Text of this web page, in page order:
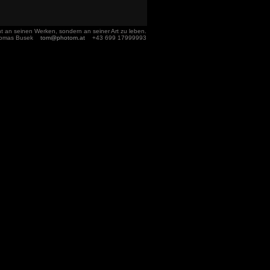
an seinen Werken, sondern an seiner Art zu leben.
Busek tom@photom.at +43 699 17999993